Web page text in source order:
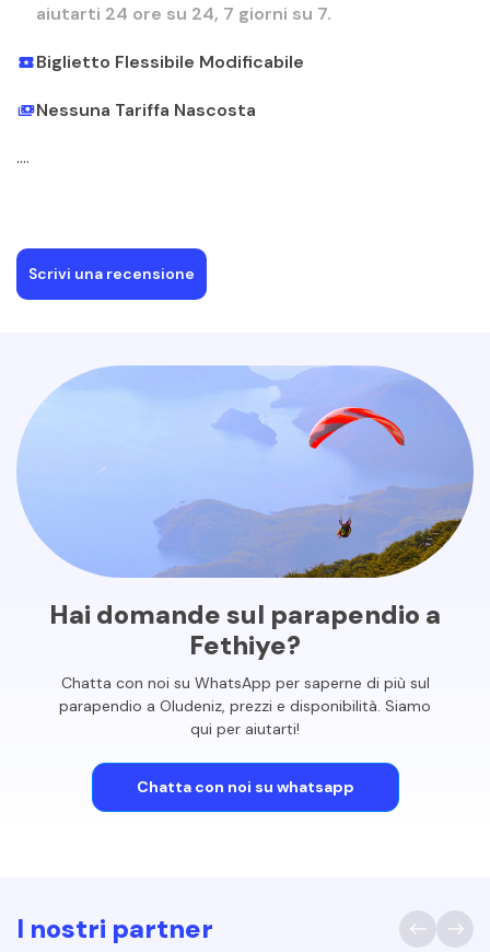
aiutarti 24 ore su 24, 7 giorni su 7.
Biglietto Flessibile Modificabile
Nessuna Tariffa Nascosta
....
Scrivi una recensione
Hai domande sul parapendio a
Fethiye?
Chatta con noi su WhatsApp per saperne di più sul
parapendio a Oludeniz, prezzi e disponibilità. Siamo
qui per aiutarti!
Chatta con noi su whatsapp
I nostri partner